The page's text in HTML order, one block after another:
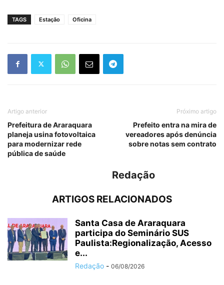
TAGS Estação Oficina
Artigo anterior
Prefeitura de Araraquara
planeja usina fotovoltaica
para modernizar rede
pública de saúde
Próximo artigo
Prefeito entra na mira de
vereadores após denúncia
sobre notas sem contrato
Redação
ARTIGOS RELACIONADOS
Santa Casa de Araraquara
participa do Seminário SUS
Paulista:Regionalização, Acesso
e...
Redação - 06/08/2026